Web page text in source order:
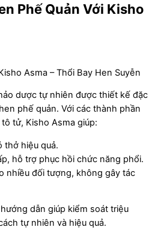
Phế Quản Với Kisho
Asma – Thổi Bay Hen Suyễn
dược tự nhiên được thiết kế đặc
phế quản. Với các thành phần
tử, Kisho Asma giúp:
thở hiệu quả.
hỗ trợ phục hồi chức năng phổi.
nhiều đối tượng, không gây tác
dẫn giúp kiểm soát triệu
tự nhiên và hiệu quả.